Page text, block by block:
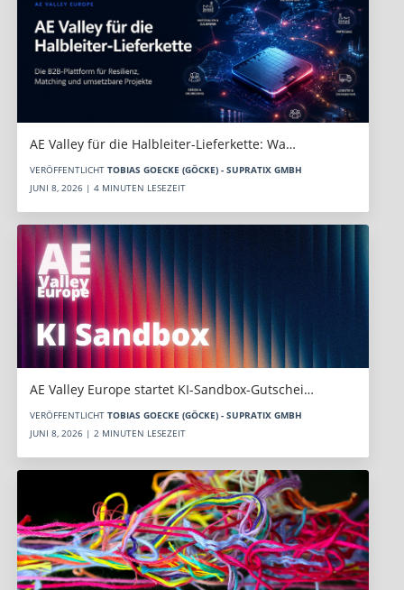
AE Valley für die Halbleiter-Lieferkette: Wa…
VERÖFFENTLICHT TOBIAS GOECKE (GÖCKE) - SUPRATIX GMBH
JUNI 8, 2026 | 4 MINUTEN LESEZEIT
AE Valley Europe startet KI-Sandbox-Gutschei…
VERÖFFENTLICHT TOBIAS GOECKE (GÖCKE) - SUPRATIX GMBH
JUNI 8, 2026 | 2 MINUTEN LESEZEIT